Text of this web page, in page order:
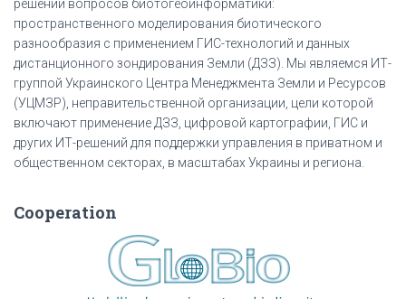
решении вопросов биотогеоинформатики:
пространственного моделирования биотического
разнообразия с применением ГИС-технологий и данных
дистанционного зондирования Земли (ДЗЗ). Мы являемся ИТ-
группой Украинского Центра Менеджмента Земли и Ресурсов
(УЦМЗР), неправительственной организации, цели которой
включают применение ДЗЗ, цифровой картографии, ГИС и
других ИТ-решений для поддержки управления в приватном и
общественном секторах, в масштабах Украины и региона.
Cooperation